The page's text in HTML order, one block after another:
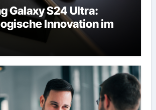
Galaxy S24 Ultra:
Innovation im